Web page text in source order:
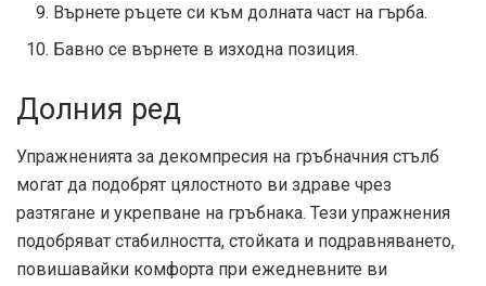
Върнете ръцете си към долната част на гърба.
Бавно се върнете в изходна позиция.
Долния ред
Упражненията за декомпресия на гръбначния стълб
могат да подобрят цялостното ви здраве чрез
разтягане и укрепване на гръбнака. Тези упражнения
подобряват стабилността, стойката и подравняването,
повишавайки комфорта при ежедневните ви